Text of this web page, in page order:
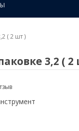
( 2 шт )
3,2 ( 2